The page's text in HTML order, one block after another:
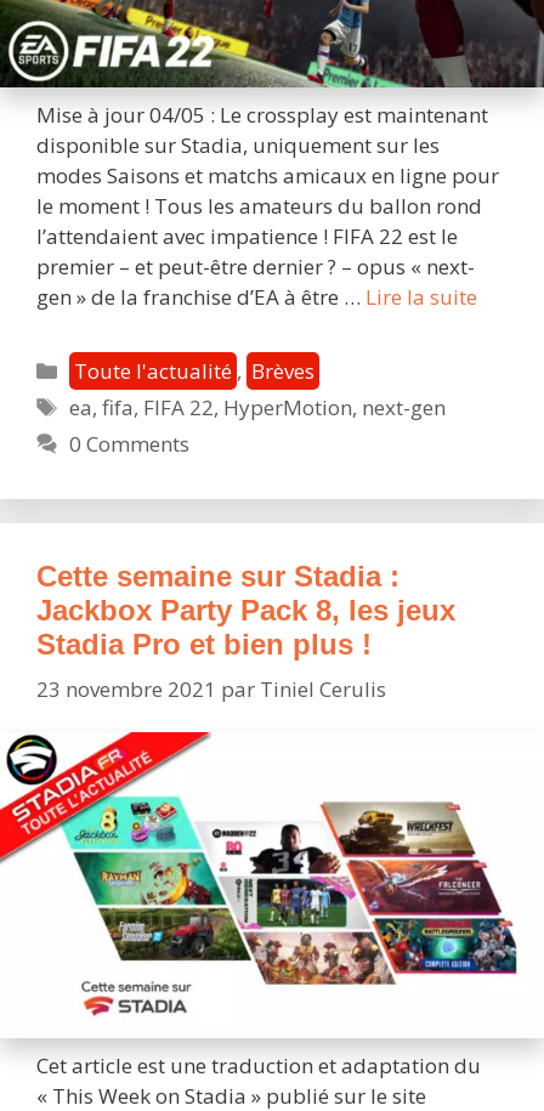
Mise à jour 04/05 : Le crossplay est maintenant
disponible sur Stadia, uniquement sur les
modes Saisons et matchs amicaux en ligne pour
le moment ! Tous les amateurs du ballon rond
l’attendaient avec impatience ! FIFA 22 est le
premier – et peut-être dernier ? – opus « next-
gen » de la franchise d’EA à être … Lire la suite
cross-
Catégories
Toute l'actualité , Brèves
Étiquettes
ea,fifa, FIFA 22, HyperMotion, next-gen
0 Comments
Cette semaine sur Stadia :
Jackbox Party Pack 8, les jeux
Stadia Pro et bien plus !
23 novembre 2021 par Tiniel Cerulis
Cet article est une traduction et adaptation du
« This Week on Stadia » publié sur le site